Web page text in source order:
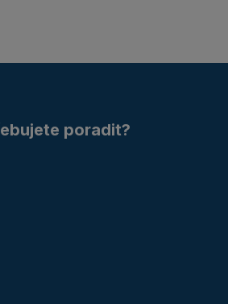
poradit?